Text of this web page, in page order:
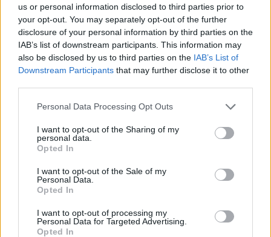
us or personal information disclosed to third parties prior to
your opt-out. You may separately opt-out of the further
disclosure of your personal information by third parties on the
IAB’s list of downstream participants. This information may
also be disclosed by us to third parties on the IAB’s List of
Downstream Participants that may further disclose it to other
Please note that this website/app uses one or more Google
not limited to your visit or usage behaviour. You may click to
grant or deny consent to Google and its third-party tags to
use your data for below specified purposes in below Google
consent section.
Personal Data Processing Opt Outs
I want to opt-out of the Sharing of my
personal data.
Opted In
I want to opt-out of the Sale of my
Personal Data.
Opted In
I want to opt-out of processing my
Personal Data for Targeted Advertising.
Opted In